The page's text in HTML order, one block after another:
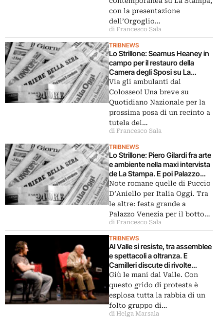
con la presentazione
dell’Orgoglio…
di Francesco Sala
TRIBNEWS
Lo Strillone: Seamus Heaney in
campo per il restauro della
Camera degli Sposi su La
Repubblica. E poi ambulanti al
Colosseo, museo degli
emigranti in Calabria, happy
birthday Andrea Camilleri…
Via gli ambulanti dal
Colosseo! Una breve su
Quotidiano Nazionale per la
prossima posa di un recinto a
tutela dei…
di Francesco Sala
TRIBNEWS
Lo Strillone: Piero Gilardi fra arte
e ambiente nella maxi intervista
de La Stampa. E poi Palazzo
Venezia, Claudio Strinati al
Maxxi, biografia di Edoardo
Persico…
Note romane quelle di Puccio
D’Aniello per Italia Oggi. Tra
le altre: festa grande a
Palazzo Venezia per il botto…
di Francesco Sala
TRIBNEWS
Al Valle si resiste, tra assemblee
e spettacoli a oltranza. E
Camilleri discute di rivolte…
Giù le mani dal Valle. Con
questo grido di protesta è
esplosa tutta la rabbia di un
folto gruppo di…
di Helga Marsala